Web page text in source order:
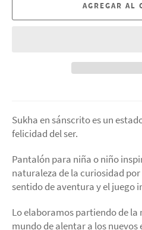
AGREGAR AL
Sukha en sánscrito es un
felicidad del ser.
Pantalón para niña o niño
naturaleza de la curiosidad por
sentido de aventura y el juego
Lo elaboramos partiendo de la
mundo de alentar a los